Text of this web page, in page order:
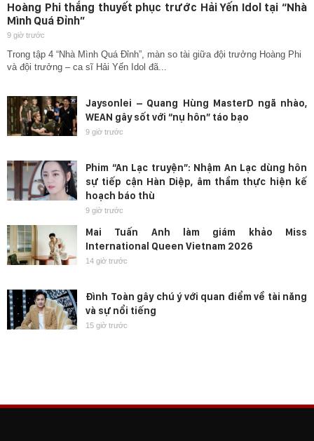
Hoàng Phi thắng thuyết phục trước Hải Yến Idol tại “Nhà
Mình Quá Đỉnh”
9 giờ trước
Trong tập 4 “Nhà Mình Quá Đỉnh”, màn so tài giữa đội trưởng Hoàng Phi
và đội trưởng – ca sĩ Hải Yến Idol đã...
Jaysonlei – Quang Hùng MasterD ngã nhào,
WEAN gây sốt với “nụ hôn” táo bạo
9 giờ trước
Phim “An Lạc truyện”: Nhậm An Lạc dùng hôn
sự tiếp cận Hàn Diệp, âm thầm thực hiện kế
hoạch báo thù
9 giờ trước
Mai Tuấn Anh làm giám khảo Miss
International Queen Vietnam 2026
14 giờ trước
Đình Toàn gây chú ý với quan điểm về tài năng
và sự nổi tiếng
15 giờ trước